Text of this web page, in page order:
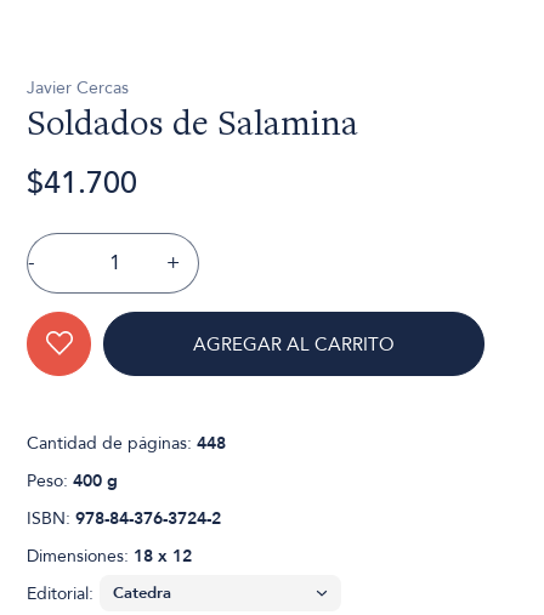
Javier Cercas
Soldados de Salamina
$41.700
- +
AGREGAR AL CARRITO
Cantidad de páginas:448
Peso:400 g
ISBN:978-84-376-3724-2
Dimensiones: 18 x 12
Editorial: